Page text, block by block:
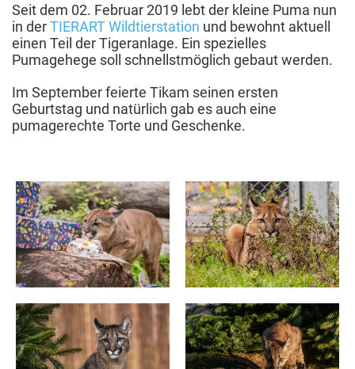
Seit dem 02. Februar 2019 lebt der kleine Puma nun
in derTIERART Wildtierstation und bewohnt aktuell
einen Teil der Tigeranlage. Ein spezielles
Pumagehege soll schnellstmöglich gebaut werden.
Im September feierte Tikam seinen ersten
Geburtstag und natürlich gab es auch eine
pumagerechte Torte und Geschenke.